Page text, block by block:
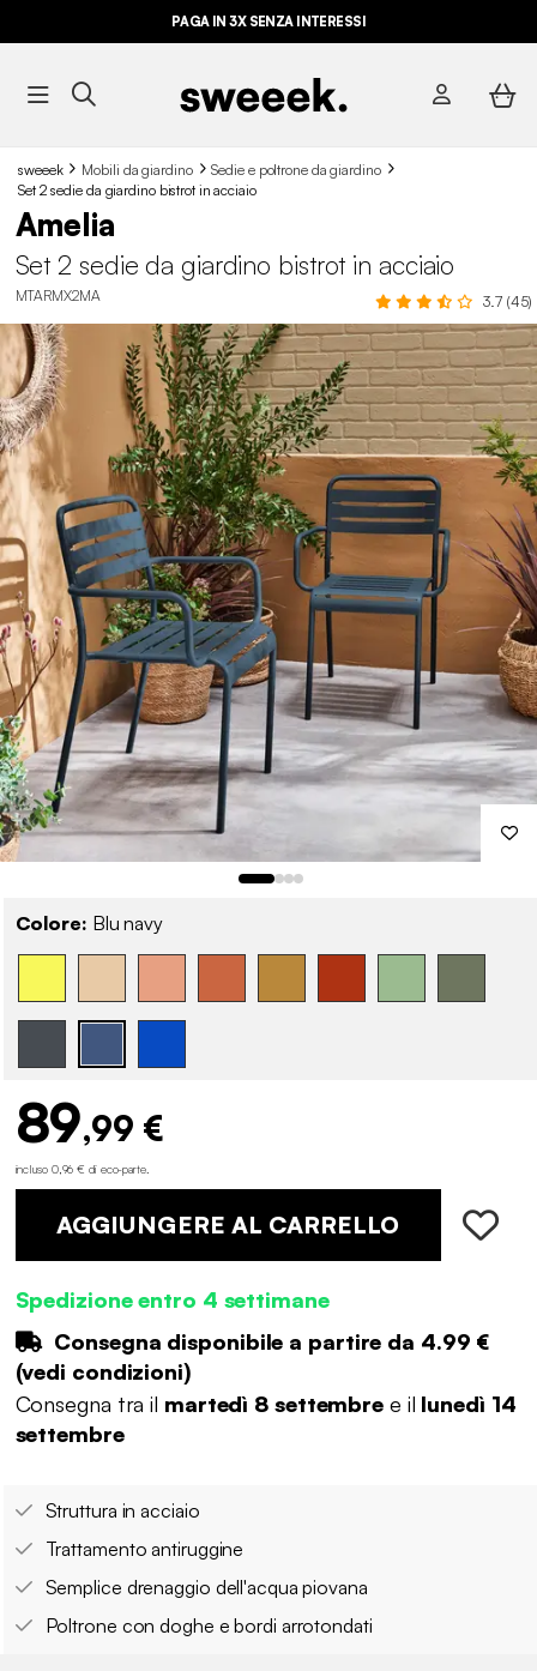
PAGA IN 3X SENZA INTERESSI
sweeek Mobili da giardino
Sedie e poltrone da giardino
Set 2 sedie da giardino bistrot in acciaio
Amelia
Set 2 sedie da giardino bistrot in acciaio
MTARMX2MA 3.7 (45)
Colore: Blu navy
89,99 €
incluso 0,96 € di eco-parte.
AGGIUNGERE AL CARRELLO
Spedizione entro 4 settimane
Consegna disponibile a partire da 4.99 €
(vedi condizioni)
Consegna tra il martedì 8 settembre e il lunedì 14
settembre
Struttura in acciaio
Trattamento antiruggine
Semplice drenaggio dell'acqua piovana
Poltrone con doghe e bordi arrotondati